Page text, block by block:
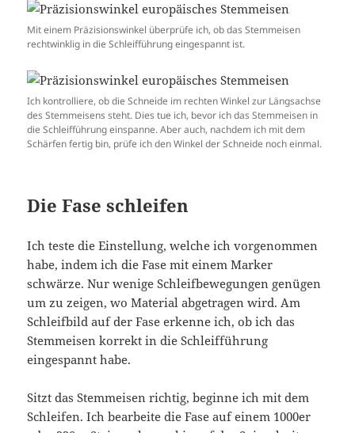
Mit einem Präzisionswinkel überprüfe ich, ob das Stemmeisen
rechtwinklig in die Schleifführung eingespannt ist.
Ich kontrolliere, ob die Schneide im rechten Winkel zur Längsachse
des Stemmeisens steht. Dies tue ich, bevor ich das Stemmeisen in
die Schleifführung einspanne. Aber auch, nachdem ich mit dem
Schärfen fertig bin, prüfe ich den Winkel der Schneide noch einmal.
Die Fase schleifen
Ich teste die Einstellung, welche ich vorgenommen
habe, indem ich die Fase mit einem Marker
schwärze. Nur wenige Schleifbewegungen genügen
um zu zeigen, wo Material abgetragen wird. Am
Schleifbild auf der Fase erkenne ich, ob ich das
Stemmeisen korrekt in die Schleifführung
eingespannt habe.
Sitzt das Stemmeisen richtig, beginne ich mit dem
Schleifen. Ich bearbeite die Fase auf einem 1000er